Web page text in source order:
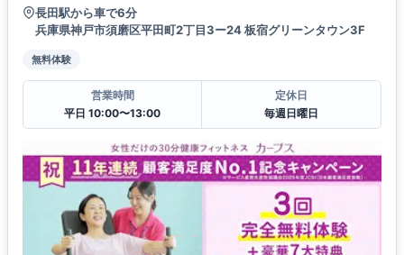
長田駅から車で6分
兵庫県神戸市須磨区平田町2丁目3ー24 板宿グリーンタウン3F
無料体験
営業時間
平日 10:00〜13:00
定休日
毎週日曜日